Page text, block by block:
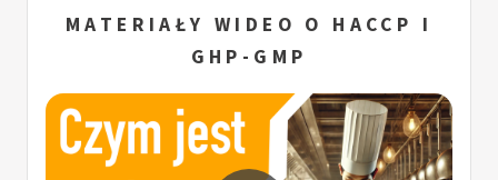
MATERIAŁY WIDEO O HACCP I
GHP-GMP